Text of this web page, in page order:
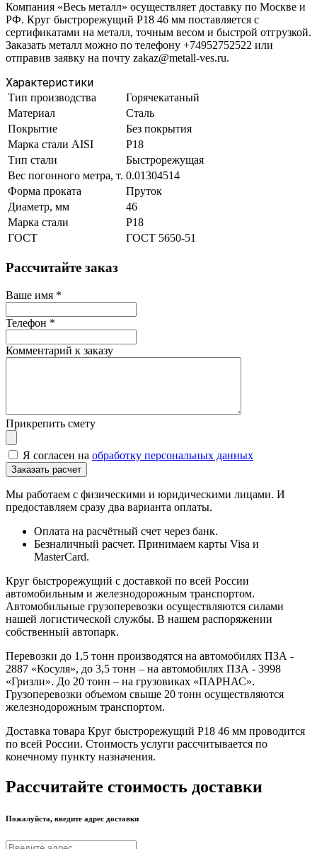
Компания «Весь металл» осуществляет доставку по Москве и
РФ. Круг быстрорежущий Р18 46 мм поставляется с
сертификатами на металл, точным весом и быстрой отгрузкой.
Заказать металл можно по телефону +74952752522 или
отправив заявку на почту zakaz@metall-ves.ru.
Характеристики
Тип производства
Горячекатаный
Материал
Сталь
Покрытие
Без покрытия
Марка стали AISI
Р18
Тип стали
Быстрорежущая
Вес погонного метра, т. 0.01304514
Форма проката
Пруток
Диаметр, мм
46
Марка стали
Р18
ГОСТ
ГОСТ 5650-51
Рассчитайте заказ
Ваше имя *
Телефон *
Комментарий к заказу
Прикрепить смету
Я согласен на обработку персональных данных
Мы работаем с физическими и юридическими лицами. И
предоставляем сразу два варианта оплаты.
Оплата на расчётный счет через банк.
Безналичный расчет. Принимаем карты Visa и
MasterCard.
Круг быстрорежущий с доставкой по всей России
автомобильным и железнодорожным транспортом.
Автомобильные грузоперевозки осуществляются силами
нашей логистической службы. В нашем распоряжении
собственный автопарк.
Перевозки до 1,5 тонн производятся на автомобилях ПЗА -
2887 «Косуля», до 3,5 тонн – на автомобилях ПЗА - 3998
«Гризли». До 20 тонн – на грузовиках «ПАРНАС».
Грузоперевозки объемом свыше 20 тонн осуществляются
железнодорожным транспортом.
Доставка товара Круг быстрорежущий Р18 46 мм проводится
по всей России. Стоимость услуги рассчитывается по
конечному пункту назначения.
Рассчитайте стоимость доставки
Пожалуйста, введите адрес доставки